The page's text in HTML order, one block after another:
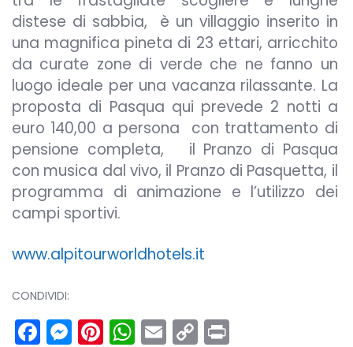
distese di sabbia, è un villaggio inserito in
una magnifica pineta di 23 ettari, arricchito
da curate zone di verde che ne fanno un
luogo ideale per una vacanza rilassante. La
proposta di Pasqua qui prevede 2 notti a
euro 140,00 a persona con trattamento di
pensione completa, il Pranzo di Pasqua
con musica dal vivo, il Pranzo di Pasquetta, il
programma di animazione e l’utilizzo dei
campi sportivi.
www.alpitourworldhotels.it
CONDIVIDI:
Facebook
Messenger
Pinterest
WhatsApp
Email
Copy